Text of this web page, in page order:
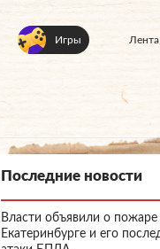
Игры
Последние новости
Власти объявили о пожаре
Екатеринбурге и его